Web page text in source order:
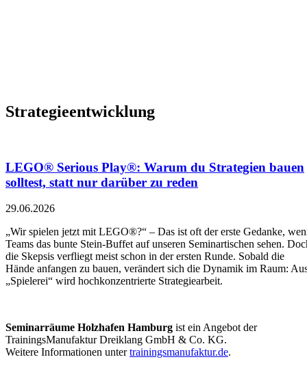
Strategieentwicklung
LEGO® Serious Play®: Warum du Strategien bauen
solltest, statt nur darüber zu reden
29.06.2026
„Wir spielen jetzt mit LEGO®?“ – Das ist oft der erste Gedanke,
Teams das bunte Stein-Buffet auf unseren Seminartischen sehen.
die Skepsis verfliegt meist schon in der ersten Runde. Sobald die
Hände anfangen zu bauen, verändert sich die Dynamik im Raum:
„Spielerei“ wird hochkonzentrierte Strategiearbeit.
Seminarräume Holzhafen Hamburg ist ein Angebot der
TrainingsManufaktur Dreiklang GmbH & Co. KG.
Weitere Informationen untertrainingsmanufaktur.de.